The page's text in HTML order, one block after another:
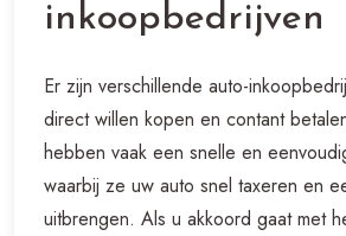
inkoopbedrijven
Er zijn verschillende auto-
direct willen kopen en contant
hebben vaak een snelle en
waarbij ze uw auto snel taxeren en
uitbrengen. Als u akkoord gaat met